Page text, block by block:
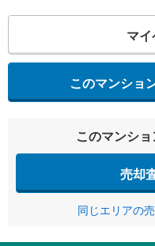
マ
このマンショ
このマンシ
売却
同じエリアの